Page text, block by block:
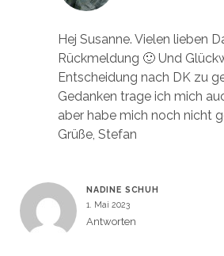
Hej Susanne. Vielen lieben
Rückmeldung 🙂 Und
Entscheidung nach DK zu
Gedanken trage ich mich
aber habe mich noch nicht
Grüße, Stefan
NADINE SCHUH
1. Mai 2023
Antworten